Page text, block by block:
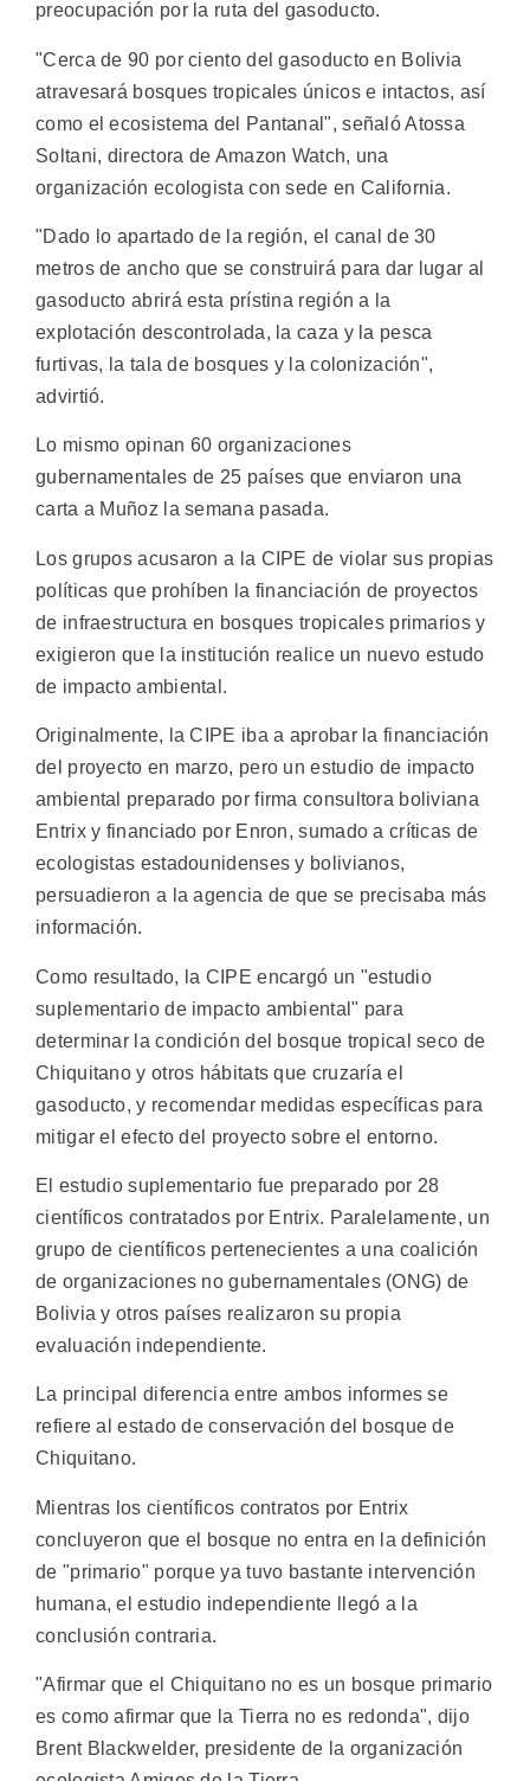
preocupación por la ruta del gasoducto.
"Cerca de 90 por ciento del gasoducto en Bolivia
atravesará bosques tropicales únicos e intactos, así
como el ecosistema del Pantanal", señaló Atossa
Soltani, directora de Amazon Watch, una
organización ecologista con sede en California.
"Dado lo apartado de la región, el canal de 30
metros de ancho que se construirá para dar lugar al
gasoducto abrirá esta prístina región a la
explotación descontrolada, la caza y la pesca
furtivas, la tala de bosques y la colonización",
advirtió.
Lo mismo opinan 60 organizaciones
gubernamentales de 25 países que enviaron una
carta a Muñoz la semana pasada.
Los grupos acusaron a la CIPE de violar sus propias
políticas que prohíben la financiación de proyectos
de infraestructura en bosques tropicales primarios y
exigieron que la institución realice un nuevo estudo
de impacto ambiental.
Originalmente, la CIPE iba a aprobar la financiación
del proyecto en marzo, pero un estudio de impacto
ambiental preparado por firma consultora boliviana
Entrix y financiado por Enron, sumado a críticas de
ecologistas estadounidenses y bolivianos,
persuadieron a la agencia de que se precisaba más
información.
Como resultado, la CIPE encargó un "estudio
suplementario de impacto ambiental" para
determinar la condición del bosque tropical seco de
Chiquitano y otros hábitats que cruzaría el
gasoducto, y recomendar medidas específicas para
mitigar el efecto del proyecto sobre el entorno.
El estudio suplementario fue preparado por 28
científicos contratados por Entrix. Paralelamente, un
grupo de científicos pertenecientes a una coalición
de organizaciones no gubernamentales (ONG) de
Bolivia y otros países realizaron su propia
evaluación independiente.
La principal diferencia entre ambos informes se
refiere al estado de conservación del bosque de
Chiquitano.
Mientras los científicos contratos por Entrix
concluyeron que el bosque no entra en la definición
de "primario" porque ya tuvo bastante intervención
humana, el estudio independiente llegó a la
conclusión contraria.
"Afirmar que el Chiquitano no es un bosque primario
es como afirmar que la Tierra no es redonda", dijo
Brent Blackwelder, presidente de la organización